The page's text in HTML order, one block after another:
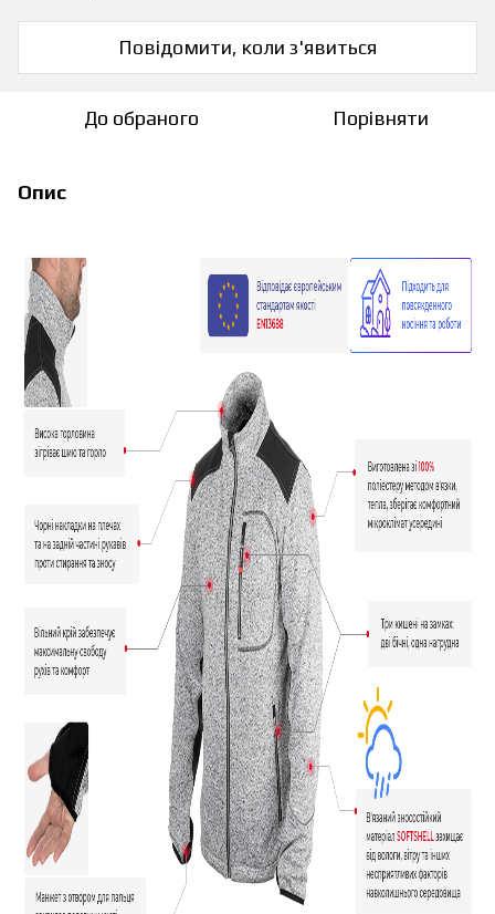
Повідомити, коли з'явиться
До обраного Порівняти
Опис